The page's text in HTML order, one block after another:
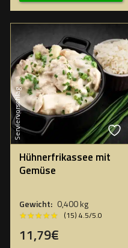
Serviervorschlag
Hühnerfrikassee mit
Gemüse
Gewicht: 0,400 kg
★★★★★
★★★★★ (15) 4.5/5.0
11,79€